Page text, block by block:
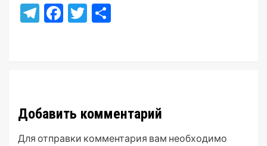
Telegram
Facebook
Twitter
Добавить комментарий
Для отправки комментария вам необходимо